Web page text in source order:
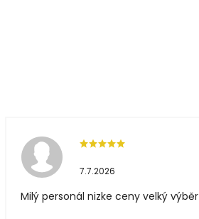
7.7.2026
Milý personál nizke ceny velký výběr